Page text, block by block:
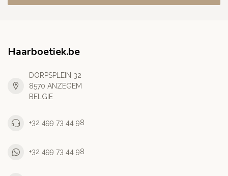
Haarboetiek.be
DORPSPLEIN 32
8570 ANZEGEM
BELGIE
+32 499 73 44 98
+32 499 73 44 98